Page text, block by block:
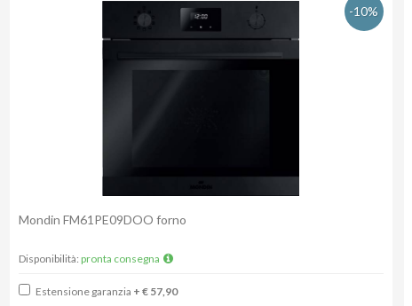
-10%
Mondin FM61PE09DOO forno
Disponibilità: pronta consegna
Estensione garanzia + € 57,90